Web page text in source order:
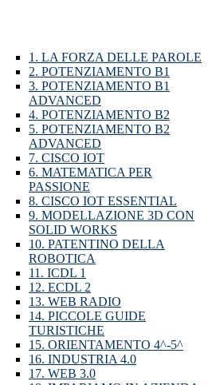
1. LA FORZA DELLE PAROLE
2. POTENZIAMENTO B1
3. POTENZIAMENTO B1
ADVANCED
4. POTENZIAMENTO B2
5. POTENZIAMENTO B2
ADVANCED
7. CISCO IOT
6. MATEMATICA PER
PASSIONE
8. CISCO IOT ESSENTIAL
9. MODELLAZIONE 3D CON
SOLID WORKS
10. PATENTINO DELLA
ROBOTICA
11. ICDL 1
12. ECDL 2
13. WEB RADIO
14. PICCOLE GUIDE
TURISTICHE
15. ORIENTAMENTO 4^-5^
16. INDUSTRIA 4.0
17. WEB 3.0